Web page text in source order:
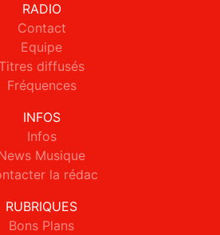
RADIO
Contact
Equipe
Titres diffusés
Fréquences
INFOS
Infos
Musique
la rédac
RUBRIQUES
Bons Plans